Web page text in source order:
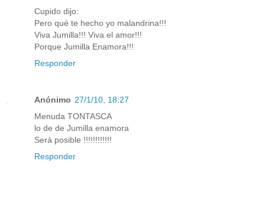
Cupido dijo:
Pero qué te hecho yo malandrina!!!
Viva Jumilla!!! Viva el amor!!!
Porque Jumilla Enamora!!!
Responder
Anónimo 27/1/10, 18:27
Menuda TONTASCA
lo de de Jumilla enamora
Será posible !!!!!!!!!!!!
Responder